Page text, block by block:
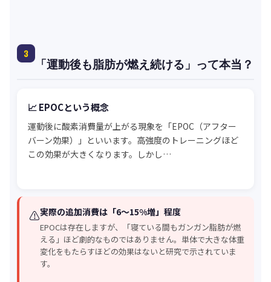
3
「運動後も脂肪が燃え続ける」って本当？
📈 EPOCという概念
運動後に酸素消費量が上がる現象を「EPOC（アフター
バーン効果）」といいます。高強度のトレーニングほど
この効果が大きくなります。しかし…
⚠️実際の追加消費は「6〜15%増」程度
EPOCは存在しますが、「寝ている間もガンガン脂肪が燃
える」ほど劇的なものではありません。単体で大きな体重
変化をもたらすほどの効果はないと研究で示されていま
す。